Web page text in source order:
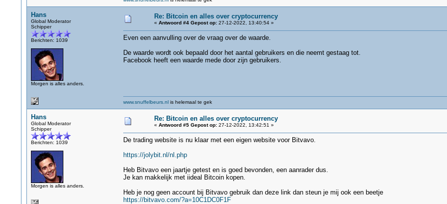
Hans
Global Moderator
Schipper
Berichten: 1039
Morgen is alles anders.
Re: Bitcoin en alles over cryptocurrency
« Antwoord #4 Gepost op:27-12-2022, 13:40:54 »
Even een aanvulling over de vraag over de waarde.
De waarde wordt ook bepaald door het aantal gebruikers en die neemt gestaag tot.
Facebook heeft een waarde mede door zijn gebruikers.
www.snuffelbeurs.nlis helemaal te gek
Hans
Global Moderator
Schipper
Berichten: 1039
Morgen is alles anders.
Re: Bitcoin en alles over cryptocurrency
« Antwoord #5 Gepost op:27-12-2022, 13:42:51 »
De trading website is nu klaar met een eigen website voor Bitvavo.
https://jolybit.nl/nl.php
Heb Bitvavo een jaartje getest en is goed bevonden, een aanrader dus.
Je kan makkelijk met iideal Bitcoin kopen.
Heb je nog geen account bij Bitvavo gebruik dan deze link dan steun je mij ook een beetje
https://bitvavo.com/?a=10C1DC0F1F